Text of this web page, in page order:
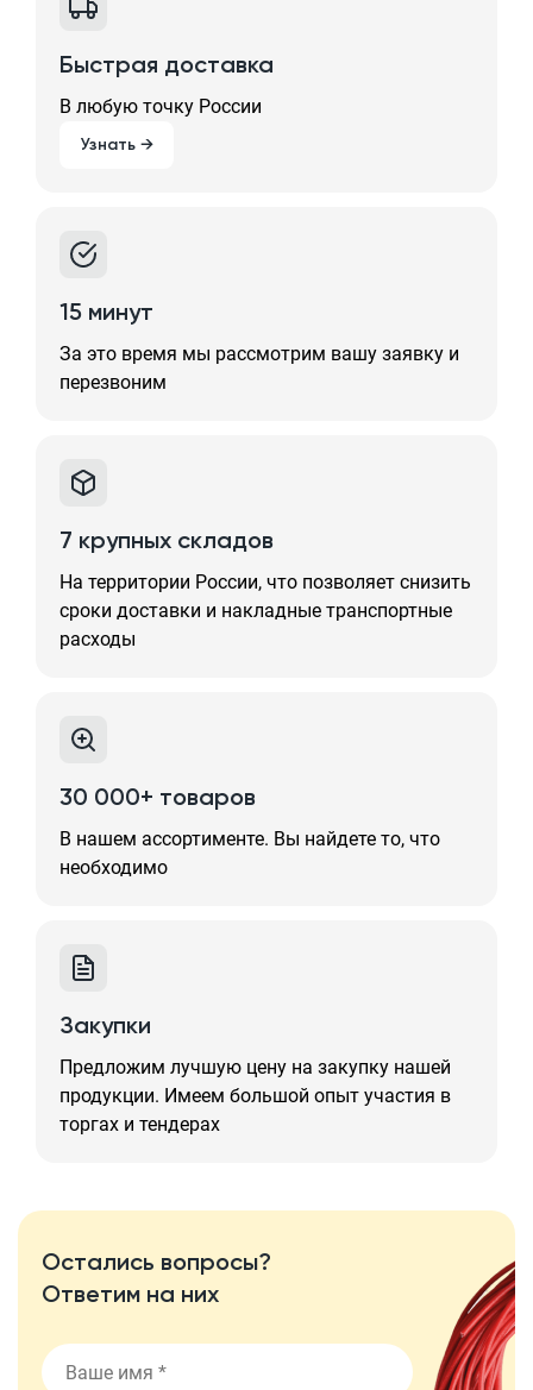
Быстрая доставка
В любую точку России
Узнать →
15 минут
За это время мы рассмотрим вашу заявку и
перезвоним
7 крупных складов
На территории России, что позволяет снизить
сроки доставки и накладные транспортные
расходы
30 000+ товаров
В нашем ассортименте. Вы найдете то, что
необходимо
Закупки
Предложим лучшую цену на закупку нашей
продукции. Имеем большой опыт участия в
торгах и тендерах
Остались вопросы?
Ответим на них